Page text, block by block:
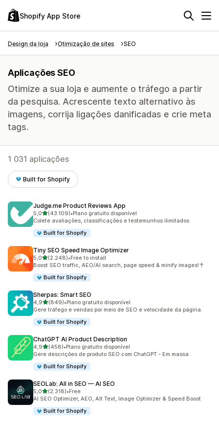
Shopify App Store
Design da loja Otimização de sites SEO
Aplicações SEO
Otimize a sua loja e aumente o tráfego a partir
da pesquisa. Acrescente texto alternativo às
imagens, corrija ligações danificadas e crie meta
tags.
1 031 aplicações
Built for Shopify
Judge.me Product Reviews App
5,0de 5 estrelas
(43.109)
43109 total de avaliações
•Plano gratuito disponível
Colete avaliações, classificações e testemunhos ilimitados
Built for Shopify
Tiny SEO Speed Image Optimizer
5,0de 5 estrelas
(2.248)
2248 total de avaliações
•Free to install
Boost SEO traffic, AEO/AI search, page speed & minify images!↑
Built for Shopify
Sherpas: Smart SEO
4,9de 5 estrelas
(849)
849 total de avaliações
•Plano gratuito disponível
Gere tráfego e vendas por meio de SEO e velocidade da página.
Built for Shopify
ChatGPT AI Product Description
4,9de 5 estrelas
(458)
458 total de avaliações
•Plano gratuito disponível
Gere descrições de produto SEO com ChatGPT - Em massa
Built for Shopify
SEOLab: All in SEO — AI SEO
5,0de 5 estrelas
(2.318)
2318 total de avaliações
•Free
AI SEO Optimizer, AEO, Alt Text, Image Optimizer & Speed Boost
Built for Shopify